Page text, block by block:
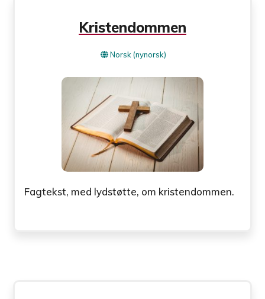
Kristendommen
Norsk (nynorsk)
Fagtekst, med lydstøtte, om kristendommen.